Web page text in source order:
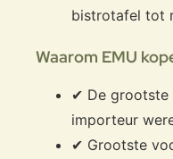
bistrotafel tot
Waarom EMU
✔ De grootste
importeur
✔ Grootste